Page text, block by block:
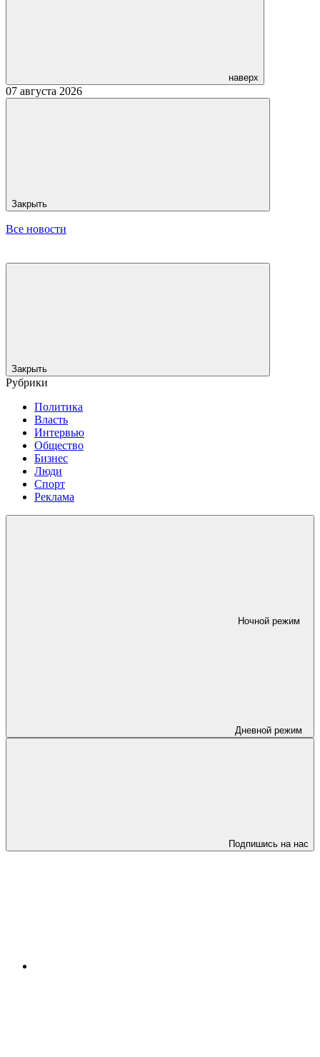
наверх
07 августа 2026
Закрыть
Все новости
Закрыть
Рубрики
Политика
Власть
Интервью
Общество
Бизнес
Люди
Спорт
Реклама
Ночной режим
Дневной режим
Подпишись на нас